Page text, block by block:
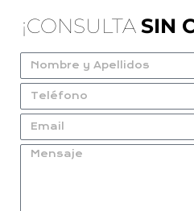
¡CONSULTA SIN